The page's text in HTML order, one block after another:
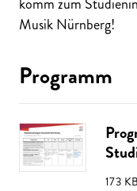
komm zum
Musik Nürnberg!
Programm
173 KB